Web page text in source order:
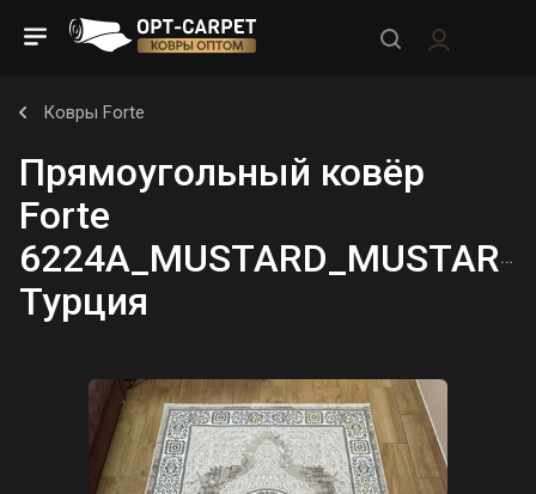
Ковры Forte
Прямоугольный ковёр
Forte
6224A_MUSTARD_MUSTARD,
Турция